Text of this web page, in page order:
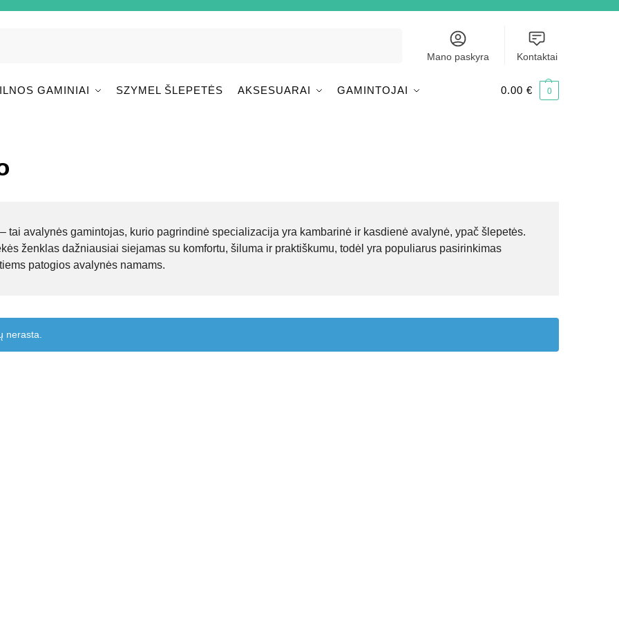
Mano paskyra Kontaktai
GAMINIAI SZYMEL ŠLEPETĖS AKSESUARAI GAMINTOJAI 0.00 € 0
tai avalynės gamintojas, kurio pagrindinė specializacija yra kambarinė ir kasdienė avalynė, ypač šlepetės.
ženklas dažniausiai siejamas su komfortu, šiluma ir praktiškumu, todėl yra populiarus pasirinkimas
patogios avalynės namams.
nerasta.